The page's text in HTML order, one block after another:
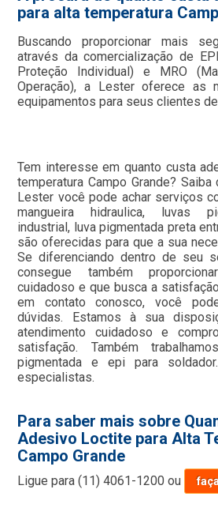
para alta temperatura
Buscando proporcionar mais
através da comercialização de
Proteção Individual) e MRO
Operação), a Lester oferece as
equipamentos para seus clientes
Tem interesse em quanto custa
temperatura Campo Grande? Saiba
Lester você pode achar serviços
mangueira hidraulica, luvas
industrial, luva pigmentada preta
são oferecidas para que a sua
Se diferenciando dentro de seu
consegue também
cuidadoso e que busca a
em contato conosco, você
dúvidas. Estamos à sua
atendimento cuidadoso e
satisfação. Também
pigmentada e epi para
especialistas.
Para saber mais sobre
Adesivo Loctite para Alta
Campo Grande
Ligue para(11) 4061-1200 ou